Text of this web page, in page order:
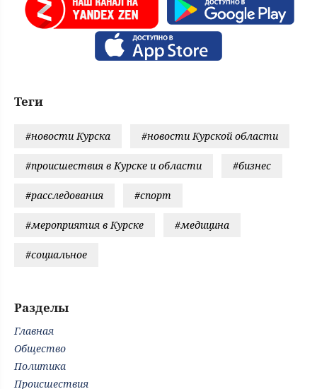
Теги
#новости Курска #новости Курской области
#происшествия в Курске и области #бизнес
#расследования #спорт
#мероприятия в Курске #медицина
#социальное
Разделы
Главная
Общество
Политика
Происшествия